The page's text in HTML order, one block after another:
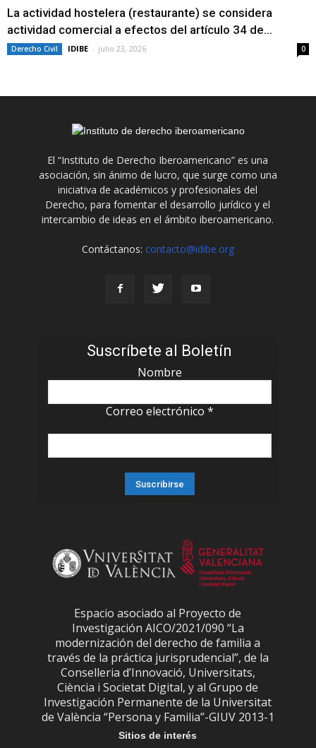
La actividad hostelera (restaurante) se considera
actividad comercial a efectos del artículo 34 de...
Derecho Civil IDIBE - julio 23, 2026 0
El “Instituto de Derecho Iberoamericano” es una
asociación, sin ánimo de lucro, que surge como una
iniciativa de académicos y profesionales del
Derecho, para fomentar el desarrollo jurídico y el
intercambio de ideas en el ámbito iberoamericano.
Contáctanos: contacto@idibe.org
Suscríbete al Boletín
Nombre
Correo electrónico *
Espacio asociado al Proyecto de
Investigación AICO/2021/090 “La
modernización del derecho de familia a
través de la práctica jurisprudencial”, de la
Conselleria d’Innovació, Universitats,
Ciència i Societat Digital, y al Grupo de
Investigación Permanente de la Universitat
de València “Persona y Familia”-GIUV 2013-1
Sitios de interés